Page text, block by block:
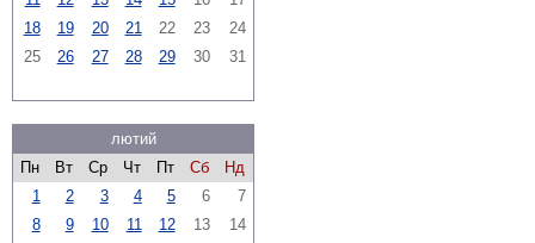
18
19 20 21 22 23
24
25
26 27 28 29 30 31
лютий
Пн
Вт Ср Чт Пт Сб
Нд
1
2 3 4 5 6
7
8
9 10 11 12 13
14